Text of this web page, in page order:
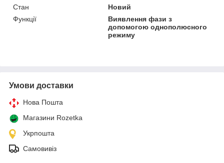
Стан
Новий
Функції
Виявлення фази з
допомогою однополюсного
режиму
Умови доставки
Нова Пошта
Магазини Rozetka
Укрпошта
Самовивіз